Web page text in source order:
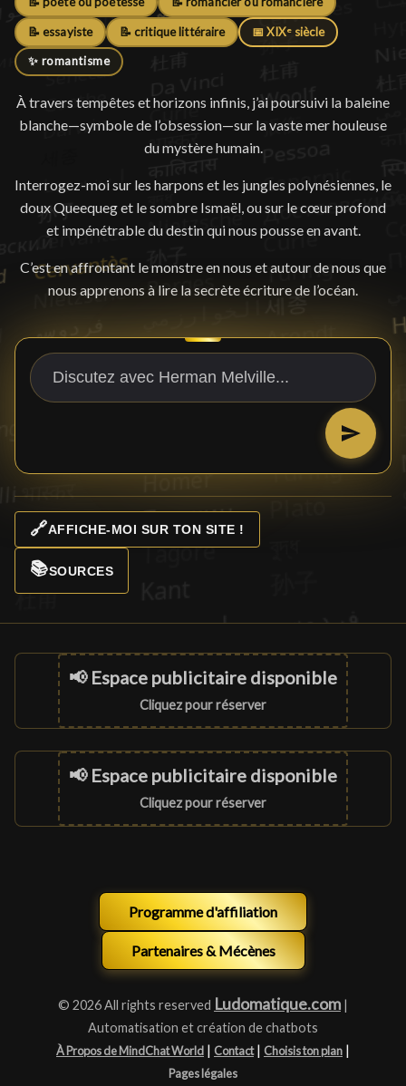
📝 essayiste 📝 critique littéraire 📅 XIXᵉ siècle
✨ romantisme
À travers tempêtes et horizons infinis, j’ai poursuivi la baleine
blanche—symbole de l’obsession—sur la vaste mer houleuse
du mystère humain.
Interrogez-moi sur les harpons et les jungles polynésiennes, le
doux Queequeg et le sombre Ismaël, ou sur le cœur profond
et impénétrable du destin qui nous pousse en avant.
C’est en affrontant le monstre en nous et autour de nous que
nous apprenons à lire la secrète écriture de l’océan.
🔗AFFICHE-MOI SUR TON SITE !
📚SOURCES
📢 Espace publicitaire disponible
Cliquez pour réserver
📢 Espace publicitaire disponible
Cliquez pour réserver
Programme d'affiliation
Partenaires & Mécènes
© 2026 All rights reserved Ludomatique.com |
Automatisation et création de chatbots
À Propos de MindChat World | Contact | Choisis ton plan |
Pages légales